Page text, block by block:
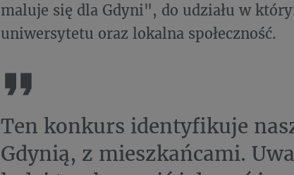
maluje się dla Gdyni", do udziału w
uniwersytetu oraz lokalna społeczność.
Ten konkurs identyfikuje
Gdynią, z mieszkańcami.